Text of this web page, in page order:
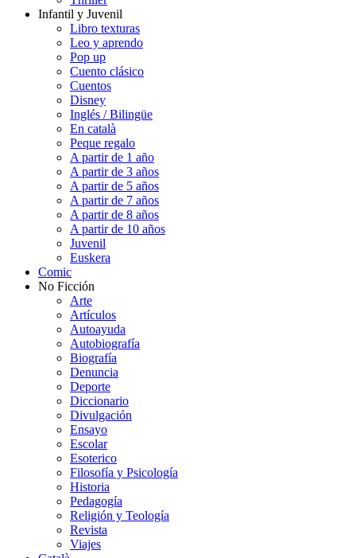
Infantil y Juvenil
Libro texturas
Leo y aprendo
Pop up
Cuento clásico
Cuentos
Disney
Inglés / Bilingüe
En català
Peque regalo
A partir de 1 año
A partir de 3 años
A partir de 5 años
A partir de 7 años
A partir de 8 años
A partir de 10 años
Juvenil
Euskera
Comic
No Ficción
Arte
Artículos
Autoayuda
Autobiografía
Biografía
Denuncia
Deporte
Diccionario
Divulgación
Ensayo
Escolar
Esoterico
Filosofía y Psicología
Historia
Pedagogía
Religión y Teología
Revista
Viajes